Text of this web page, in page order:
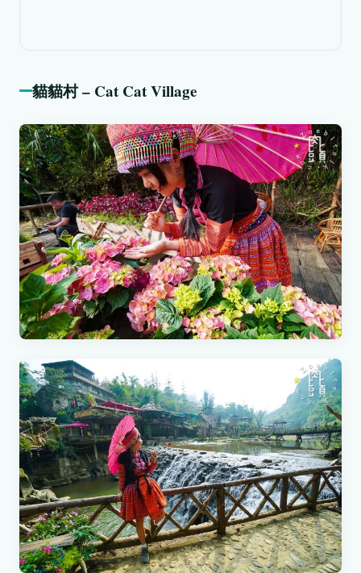
貓貓村 – Cat Cat Village